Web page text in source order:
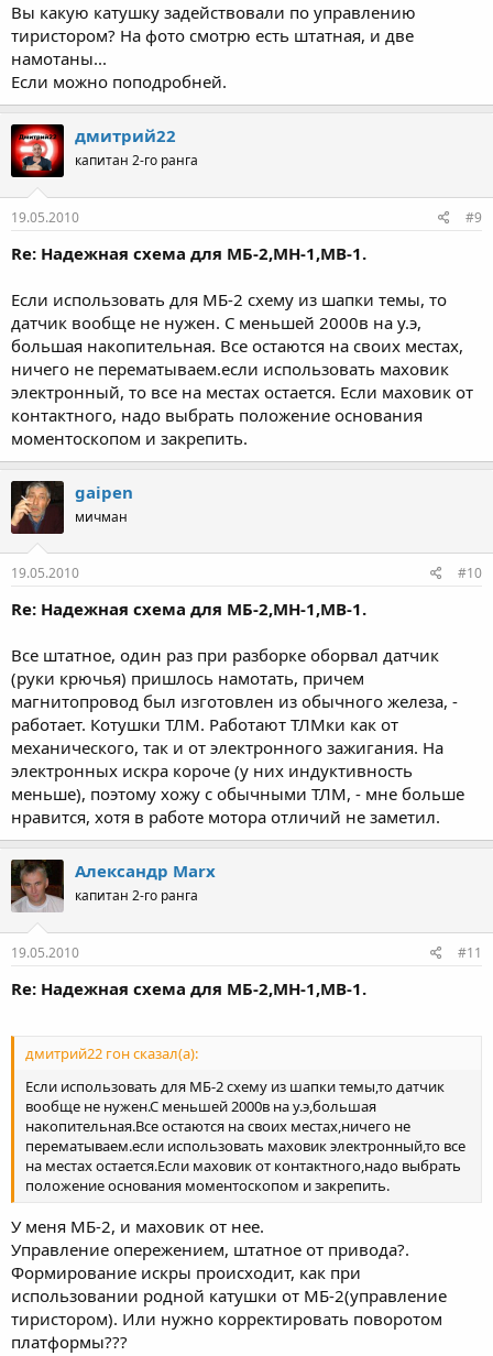
Вы какую катушку задействовали по управлению
тиристором? На фото смотрю есть штатная, и две
намотаны...
Если можно поподробней.
дмитрий22
капитан 2-го ранга
19.05.2010 #9
Re: Надежная схема для МБ-2,МН-1,МВ-1.
Если использовать для МБ-2 схему из шапки темы, то
датчик вообще не нужен. С меньшей 2000в на у.э,
большая накопительная. Все остаются на своих местах,
ничего не перематываем.если использовать маховик
электронный, то все на местах остается. Если маховик от
контактного, надо выбрать положение основания
моментоскопом и закрепить.
gaipen
мичман
19.05.2010 #10
Re: Надежная схема для МБ-2,МН-1,МВ-1.
Все штатное, один раз при разборке оборвал датчик
(руки крючья) пришлось намотать, причем
магнитопровод был изготовлен из обычного железа, -
работает. Котушки ТЛМ. Работают ТЛМки как от
механического, так и от электронного зажигания. На
электронных искра короче (у них индуктивность
меньше), поэтому хожу с обычными ТЛМ, - мне больше
нравится, хотя в работе мотора отличий не заметил.
Александр Marx
капитан 2-го ранга
19.05.2010 #11
Re: Надежная схема для МБ-2,МН-1,МВ-1.
дмитрий22 гон сказал(а):
Если использовать для МБ-2 схему из шапки темы,то датчик
вообще не нужен.С меньшей 2000в на у.э,большая
накопительная.Все остаются на своих местах,ничего не
перематываем.если использовать маховик электронный,то все
на местах остается.Если маховик от контактного,надо выбрать
положение основания моментоскопом и закрепить.
У меня МБ-2, и маховик от нее.
Управление опережением, штатное от привода?.
Формирование искры происходит, как при
использовании родной катушки от МБ-2(управление
тиристором). Или нужно корректировать поворотом
платформы???